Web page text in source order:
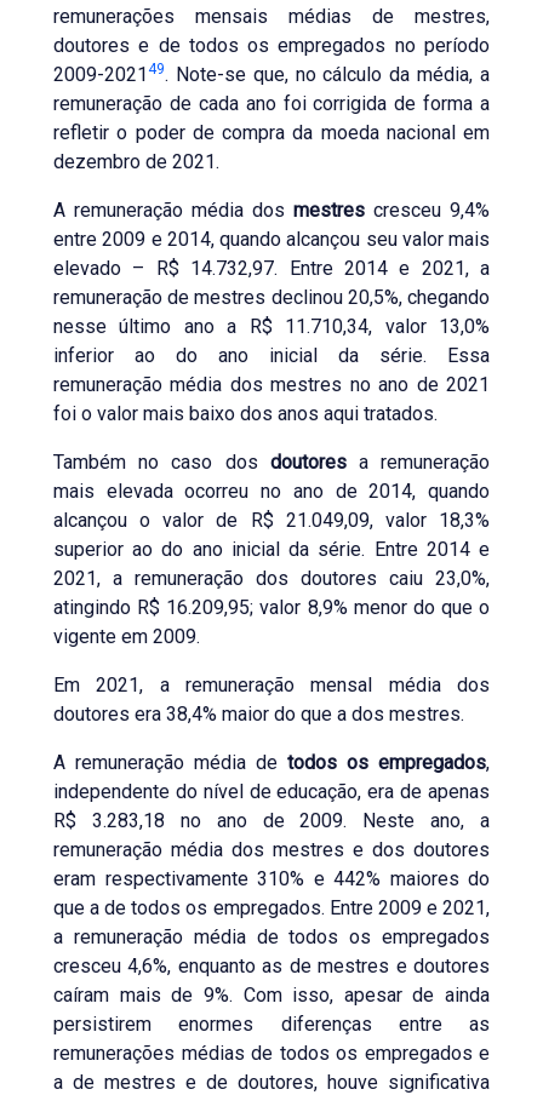
remunerações mensais médias de mestres,
doutores e de todos os empregados no período
2009-202149. Note-se que, no cálculo da média, a
remuneração de cada ano foi corrigida de forma a
refletir o poder de compra da moeda nacional em
dezembro de 2021.
A remuneração média dos mestres cresceu 9,4%
entre 2009 e 2014, quando alcançou seu valor mais
elevado – R$ 14.732,97. Entre 2014 e 2021, a
remuneração de mestres declinou 20,5%, chegando
nesse último ano a R$ 11.710,34, valor 13,0%
inferior ao do ano inicial da série. Essa
remuneração média dos mestres no ano de 2021
foi o valor mais baixo dos anos aqui tratados.
Também no caso dos doutoresa remuneração
mais elevada ocorreu no ano de 2014, quando
alcançou o valor de R$ 21.049,09, valor 18,3%
superior ao do ano inicial da série. Entre 2014 e
2021, a remuneração dos doutores caiu 23,0%,
atingindo R$ 16.209,95; valor 8,9% menor do que o
vigente em 2009.
Em 2021, a remuneração mensal média dos
doutores era 38,4% maior do que a dos mestres.
A remuneração média de todos os empregados,
independente do nível de educação, era de apenas
R$ 3.283,18 no ano de 2009. Neste ano, a
remuneração média dos mestres e dos doutores
eram respectivamente 310% e 442% maiores do
que a de todos os empregados. Entre 2009 e 2021,
a remuneração média de todos os empregados
cresceu 4,6%, enquanto as de mestres e doutores
caíram mais de 9%. Com isso, apesar de ainda
persistirem enormes diferenças entre as
remunerações médias de todos os empregados e
a de mestres e de doutores, houve significativa